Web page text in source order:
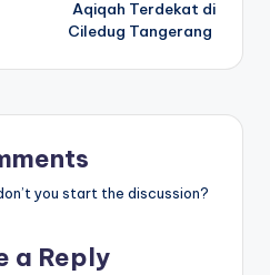
Aqiqah Terdekat di
Ciledug Tangerang
you start the discussion?
a Reply